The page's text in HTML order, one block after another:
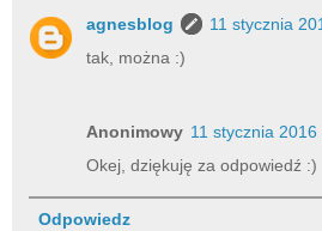
agnesblog
11 stycznia
tak, można :)
Anonimowy 11 stycznia 2016
Okej, dziękuję za odpowiedź :)
Odpowiedz